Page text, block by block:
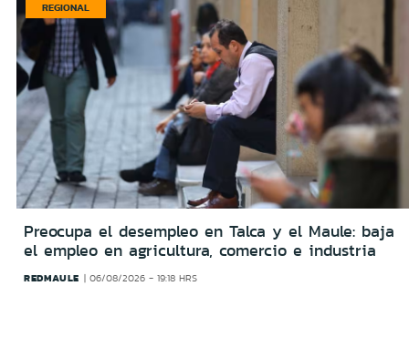
REGIONAL
Preocupa el desempleo en Talca y el Maule: baja
el empleo en agricultura, comercio e industria
REDMAULE 06/08/2026 - 19:18 HRS